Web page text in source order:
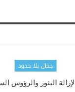
جمال بلا حدود